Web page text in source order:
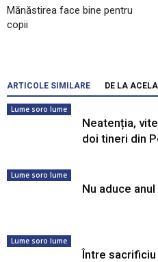
Mănăstirea face bine pentru
copii
ARTICOLE SIMILARE DE LA
Lume soro lume
Neatenția,
doi tineri din
Lume soro lume
Nu aduce
Lume soro lume
Între